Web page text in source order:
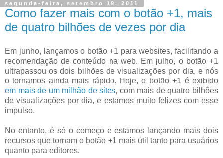
segunda-feira, setembro 19, 2011
Como fazer mais com o botão +1, mais
de quatro bilhões de vezes por dia
Em junho, lançamos o botão +1 para websites, facilitando a
recomendação de conteúdo na web. Em julho, o botão +1
ultrapassou os dois bilhões de visualizações por dia, e nós
o tornamos ainda mais rápido. Hoje, o botão +1 é exibido
em mais de um milhão de sites, com mais de quatro bilhões
de visualizações por dia, e estamos muito felizes com esse
impulso.
No entanto, é só o começo e estamos lançando mais dois
recursos que tornam o botão +1 mais útil tanto para usuários
quanto para editores.